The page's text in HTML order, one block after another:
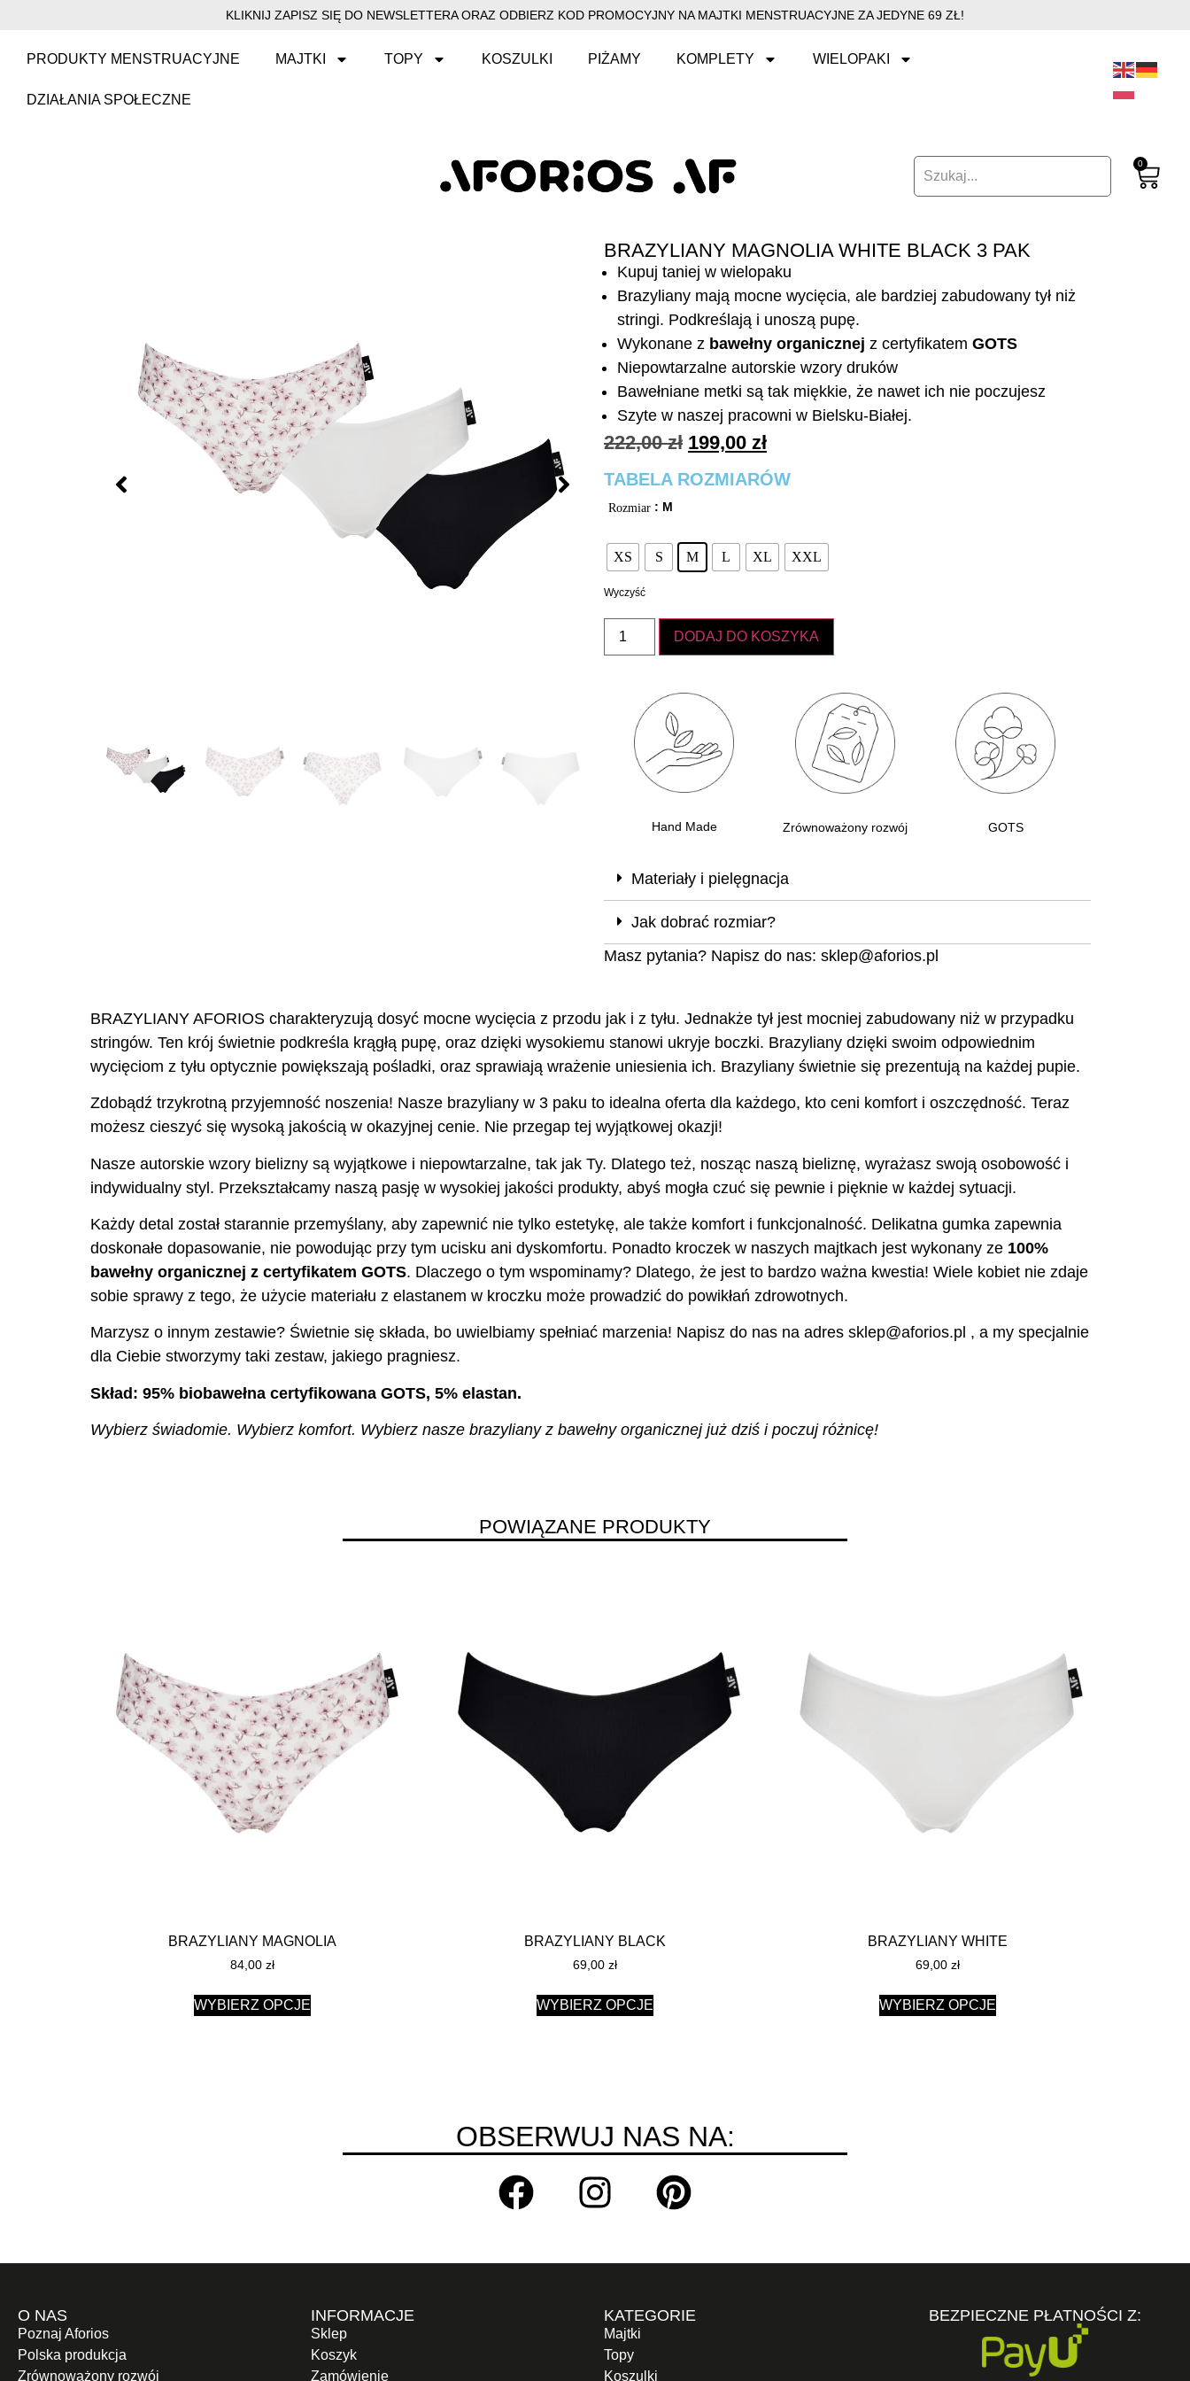
KLIKNIJ ZAPISZ SIĘ DO NEWSLETTERA ORAZ ODBIERZ KOD PROMOCYJNY NA MAJTKI MENSTRUACYJNE ZA JEDYNE 69 ZŁ!
PRODUKTY MENSTRUACYJNE MAJTKI TOPY KOSZULKI PIŻAMY KOMPLETY WIELOPAKI
DZIAŁANIA SPOŁECZNE
0
BRAZYLIANY MAGNOLIA WHITE BLACK 3 PAK
Kupuj taniej w wielopaku
Brazyliany mają mocne wycięcia, ale bardziej zabudowany tył niż
stringi. Podkreślają i unoszą pupę.
Wykonane z bawełny organicznej z certyfikatem GOTS
Niepowtarzalne autorskie wzory druków
Bawełniane metki są tak miękkie, że nawet ich nie poczujesz
Szyte w naszej pracowni w Bielsku-Białej.
222,00zł 199,00 zł
TABELA ROZMIARÓW
Rozmiar : M
XS S M L XL XXL
Wyczyść
DODAJ DO KOSZYKA
Hand Made Zrównoważony rozwój GOTS
Materiały i pielęgnacja
Jak dobrać rozmiar?
Masz pytania? Napisz do nas: sklep@aforios.pl
BRAZYLIANY AFORIOS charakteryzują dosyć mocne wycięcia z przodu jak i z tyłu. Jednakże tył jest mocniej zabudowany niż w przypadku
stringów. Ten krój świetnie podkreśla krągłą pupę, oraz dzięki wysokiemu stanowi ukryje boczki. Brazyliany dzięki swoim odpowiednim
wycięciom z tyłu optycznie powiększają pośladki, oraz sprawiają wrażenie uniesienia ich. Brazyliany świetnie się prezentują na każdej pupie.
Zdobądź trzykrotną przyjemność noszenia! Nasze brazyliany w 3 paku to idealna oferta dla każdego, kto ceni komfort i oszczędność. Teraz
możesz cieszyć się wysoką jakością w okazyjnej cenie. Nie przegap tej wyjątkowej okazji!
Nasze autorskie wzory bielizny są wyjątkowe i niepowtarzalne, tak jak Ty. Dlatego też, nosząc naszą bieliznę, wyrażasz swoją osobowość i
indywidualny styl. Przekształcamy naszą pasję w wysokiej jakości produkty, abyś mogła czuć się pewnie i pięknie w każdej sytuacji.
Każdy detal został starannie przemyślany, aby zapewnić nie tylko estetykę, ale także komfort i funkcjonalność. Delikatna gumka zapewnia
doskonałe dopasowanie, nie powodując przy tym ucisku ani dyskomfortu. Ponadto kroczek w naszych majtkach jest wykonany ze 100%
bawełny organicznej z certyfikatem GOTS. Dlaczego o tym wspominamy? Dlatego, że jest to bardzo ważna kwestia! Wiele kobiet nie zdaje
sobie sprawy z tego, że użycie materiału z elastanem w kroczku może prowadzić do powikłań zdrowotnych.
Marzysz o innym zestawie? Świetnie się składa, bo uwielbiamy spełniać marzenia! Napisz do nas na adres sklep@aforios.pl , a my specjalnie
dla Ciebie stworzymy taki zestaw, jakiego pragniesz.
Skład: 95% biobawełna certyfikowana GOTS, 5% elastan.
Wybierz świadomie. Wybierz komfort. Wybierz nasze brazyliany z bawełny organicznej już dziś i poczuj różnicę!
POWIĄZANE PRODUKTY
BRAZYLIANY MAGNOLIA
84,00zł
WYBIERZ OPCJE
BRAZYLIANY BLACK
69,00 zł
WYBIERZ OPCJE
BRAZYLIANY WHITE
69,00 zł
WYBIERZ OPCJE
OBSERWUJ NAS NA:
O NAS
Poznaj Aforios
Polska produkcja
Zrównoważony rozwój
INFORMACJE
Sklep
Koszyk
Zamówienie
KATEGORIE
Majtki
Topy
Koszulki
BEZPIECZNE PŁATNOŚCI Z: